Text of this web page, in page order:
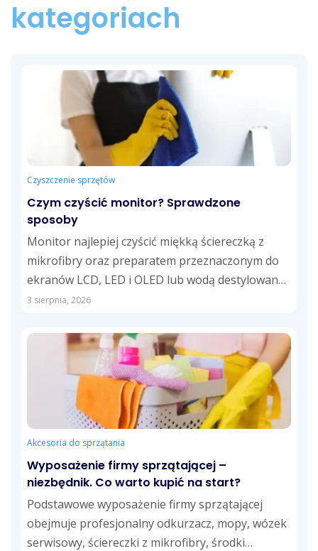
kategoriach
Czyszczenie sprzętów
Czym czyścić monitor? Sprawdzone
sposoby
Monitor najlepiej czyścić miękką ściereczką z
mikrofibry oraz preparatem przeznaczonym do
ekranów LCD, LED i OLED lub wodą destylowaną.
Takie...
3 sierpnia, 2026
Akcesoria do sprzątania
Wyposażenie firmy sprzątającej –
niezbędnik. Co warto kupić na start?
Podstawowe wyposażenie firmy sprzątającej
obejmuje profesjonalny odkurzacz, mopy, wózek
serwisowy, ściereczki z mikrofibry, środki